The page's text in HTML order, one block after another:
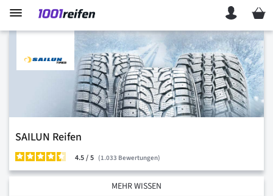
Mein
SAILUN Reifen
4.5/ 1.033 Bewertungen
MEHR WISSEN